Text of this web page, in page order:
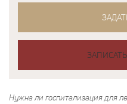
Нужна ли госпитализация для